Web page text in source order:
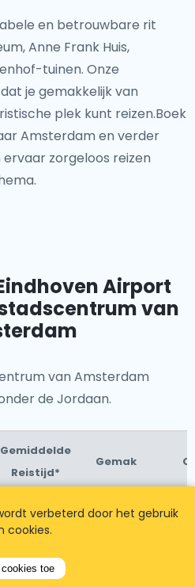
en betrouwbare rit
Anne Frank Huis,
tuinen. Onze
je gemakkelijk van
plek kunt reizen.Boek
Amsterdam en verder
zorgeloos reizen
Airport
van
van Amsterdam
de Jordaan.
Gemiddelde
Reistijd*
Gemak
verbeterd door het gebruik
cookies.
toe